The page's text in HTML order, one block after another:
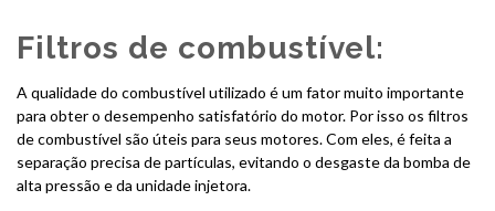
Filtros de combustível:
A qualidade do combustível utilizado é um fator muito importante
para obter o desempenho satisfatório do motor. Por isso os filtros
de combustível são úteis para seus motores. Com eles, é feita a
separação precisa de partículas, evitando o desgaste da bomba de
alta pressão e da unidade injetora.